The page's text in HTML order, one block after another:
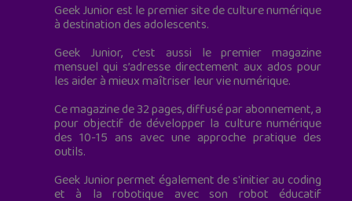
Geek Junior est le premier site de culture numérique
à destination des adolescents.
Geek Junior, c’est aussi le premier magazine
mensuel qui s’adresse directement aux ados pour
les aider à mieux maîtriser leur vie numérique.
Ce magazine de 32 pages, diffusé par abonnement, a
pour objectif de développer la culture numérique
des 10-15 ans avec une approche pratique des
outils.
Geek Junior permet également de s'initier au coding
et à la robotique avec son robot éducatif